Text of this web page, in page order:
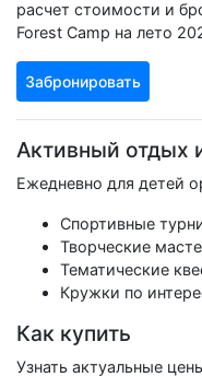
расчет стоимости и
Forest Camp на лето
Забронировать
Активный отдых
Ежедневно для детей
Спортивные
Творческие
Тематические
Кружки по
Как купить
Узнать актуальные